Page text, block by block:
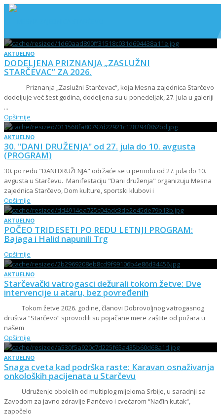
AKTUELNO
DODELJENA PRIZNANJA „ZASLUŽNI
STARČEVAC” ZA 2026.
Priznanja „Zaslužni Starčevac“, koja Mesna zajednica Starčevo
dodeljuje već šest godina, dodeljena su u ponedeljak, 27. Jula u galeriji
...
Opširnije
AKTUELNO
30. "DANI DRUŽENJA" od 27. jula do 10. avgusta
(PROGRAM)
30. po redu "DANI DRUŽENJA" održaće se u periodu od 27. jula do 10.
avgusta u Starčevu. Manifestaciju "Dani druženja" organizuju Mesna
zajednica Starčevo, Dom kulture, sportski klubovi i
Opširnije
AKTUELNO
POČEO TRIDESETI PO REDU LETNJI PROGRAM:
Bajaga i Halid napunili Trg
Opširnije
AKTUELNO
Starčevački vatrogasci dežurali tokom žetve: Dve
intervencije u ataru, bez povređenih
Tokom žetve 2026. godine, članovi Dobrovoljnog vatrogasnog
društva “Starčevo“ sprovodili su pojačane mere zaštite od požara u
našem
Opširnije
AKTUELNO
Snaga cveta kad podrška raste: Karavan osnaživanja
onkoloških pacijenata u Starčevu
Udruženje obolelih od multiplog mijeloma Srbije, u saradnji sa
Zavodom za javno zdravlje Pančevo i cvećarom “Nađin kutak“,
započelo